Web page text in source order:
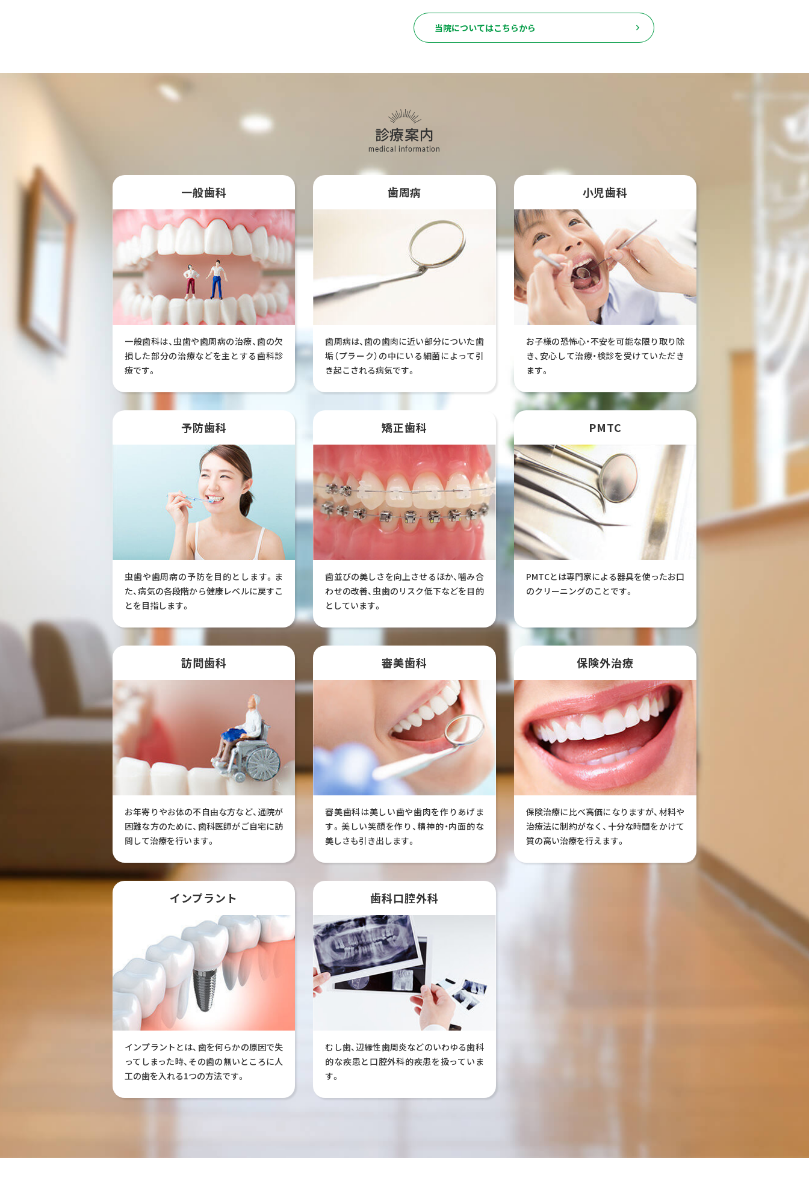
当院についてはこちらから
診療案内
medical information
一般歯科
一般歯科は、虫歯や歯周病の治療、歯の欠
損した部分の治療などを主とする歯科診
療です。
歯周病
歯周病は、歯の歯肉に近い部分についた歯
垢（プラーク）の中にいる細菌によって引
き起こされる病気です。
小児歯科
お子様の恐怖心・不安を可能な限り取り除
き、安心して治療・検診を受けていただき
ます。
予防歯科
虫歯や歯周病の予防を目的とします。ま
た、病気の各段階から健康レベルに戻すこ
とを目指します。
矯正歯科
歯並びの美しさを向上させるほか、噛み合
わせの改善、虫歯のリスク低下などを目的
としています。
PMTC
PMTCとは専門家による器具を使ったお口
のクリーニングのことです。
訪問歯科
お年寄りやお体の不自由な方など、通院が
困難な方のために、歯科医師がご自宅に訪
問して治療を行います。
審美歯科
審美歯科は美しい歯や歯肉を作りあげま
す。美しい笑顔を作り、精神的・内面的な
美しさも引き出します。
保険外治療
保険治療に比べ高価になりますが、材料や
治療法に制約がなく、十分な時間をかけて
質の高い治療を行えます。
インプラント
インプラントとは、歯を何らかの原因で失
ってしまった時、その歯の無いところに人
工の歯を入れる1つの方法です。
歯科口腔外科
むし歯、辺縁性歯周炎などのいわゆる歯科
的な疾患と口腔外科的疾患を扱っていま
す。